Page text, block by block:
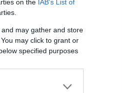
on the IAB’s List of
may gather and store
may click to grant or
specified purposes